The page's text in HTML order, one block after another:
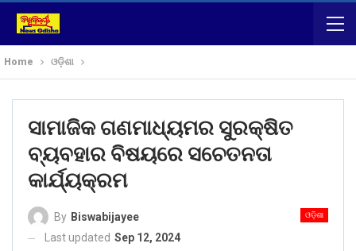
Home ଓଡ଼ିଶା
ସାମାଜିକ ଗଣମାଧ୍ୟମର ସୁରକ୍ଷିତ
ବ୍ୟବହାର ବିଷୟରେ ସଚେତନତା
କାର୍ଯ୍ୟକ୍ରମ
ଓଡ଼ିଶା
By Biswabijayee
Last updated Sep 12, 2024